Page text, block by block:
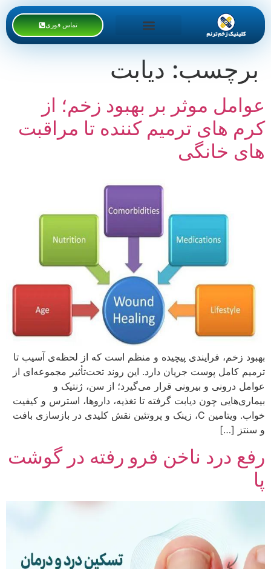
تماس فوری
برچسب: دیابت
عوامل موثر بر بهبود زخم؛ از
کرم‌ های ترمیم‌ کننده تا مراقبت
‌های خانگی
بهبود زخم، فرایندی پیچیده و منظم است که از لحظه‌ی آسیب تا
ترمیم کامل پوست جریان دارد. این روند تحت‌تأثیر مجموعه‌ای از
عوامل درونی و بیرونی قرار می‌گیرد؛ از سن، ژنتیک و
بیماری‌هایی چون دیابت گرفته تا تغذیه، داروها، استرس و کیفیت
خواب. ویتامین C، زینک و پروتئین نقش کلیدی در بازسازی بافت
و سنتز […]
رفع درد ناخن فرو رفته در گوشت
پا